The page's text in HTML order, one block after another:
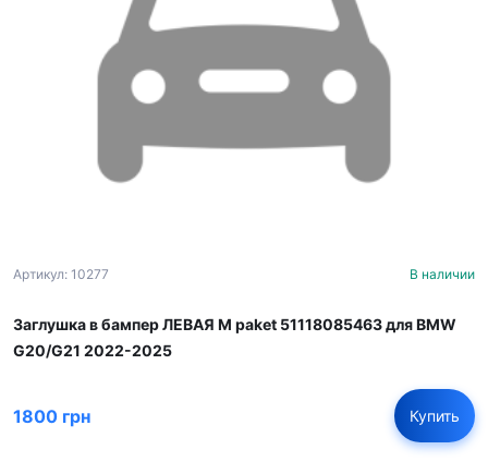
Артикул: 10277 В наличии
Заглушка в бампер ЛЕВАЯ M paket 51118085463 для BMW
G20/G21 2022-2025
1800 грн Купить